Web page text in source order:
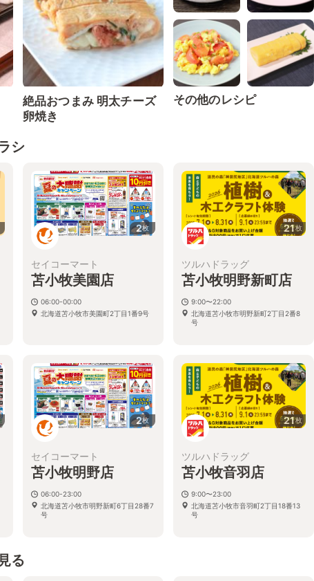
絶品おつまみ 明太チーズ
卵焼き
その他のレシピ
シ
2枚
セイコーマート
苫小牧美園店
06:00-00:00
北海道苫小牧市美園町2丁目1番9号
21枚
ツルハドラッグ
苫小牧明野新町店
9:00〜22:00
北海道苫小牧市明野新町2丁目2番8
号
2枚
セイコーマート
苫小牧明野店
06:00-23:00
北海道苫小牧市明野新町6丁目28番7
号
21枚
ツルハドラッグ
苫小牧音羽店
9:00〜23:00
北海道苫小牧市音羽町2丁目18番13
号
る